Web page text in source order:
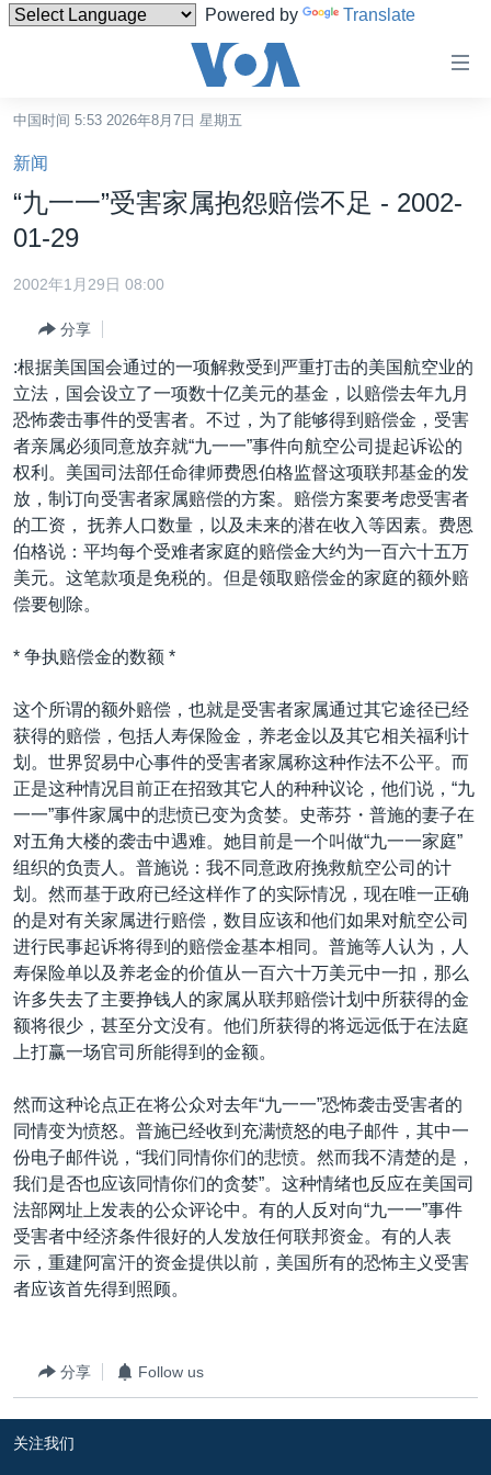
Powered by Translate
碍
链
转
内
转
到
导
航
跳
转
到
检
索
国际
最新国际新闻
印太
中东
欧洲
非洲
美洲
全球议题
分类新闻
经济·金融·贸易
人权·法律·宗教
科教·文娱·体健
军事
劳工
环境
美中关系
热点专题
白宫要闻
国会报道
美中关系
美国建国250周年
埃博拉疫情
美国之音专访
重要讲话与声明
台海两岸关系
南中国海争端
关注西藏
关注新疆
GEN Z 看美国
VOA视频
VOA今日焦点
中文广播
其他语言网站
中国时间 5:53 2026年8月7日 星期五
新闻
“九一一”受害家属抱怨赔偿不足 - 2002-
01-29
2002年1月29日 08:00
分享
:根据美国国会通过的一项解救受到严重打击的美国航空业的
立法，国会设立了一项数十亿美元的基金，以赔偿去年九月
恐怖袭击事件的受害者。不过，为了能够得到赔偿金，受害
者亲属必须同意放弃就“九一一”事件向航空公司提起诉讼的
权利。美国司法部任命律师费恩伯格监督这项联邦基金的发
放，制订向受害者家属赔偿的方案。赔偿方案要考虑受害者
的工资， 抚养人口数量，以及未来的潜在收入等因素。费恩
伯格说：平均每个受难者家庭的赔偿金大约为一百六十五万
美元。这笔款项是免税的。但是领取赔偿金的家庭的额外赔
偿要刨除。
* 争执赔偿金的数额 *
这个所谓的额外赔偿，也就是受害者家属通过其它途径已经
获得的赔偿，包括人寿保险金，养老金以及其它相关福利计
划。世界贸易中心事件的受害者家属称这种作法不公平。而
正是这种情况目前正在招致其它人的种种议论，他们说，“九
一一”事件家属中的悲愤已变为贪婪。史蒂芬・普施的妻子在
对五角大楼的袭击中遇难。她目前是一个叫做“九一一家庭”
组织的负责人。普施说：我不同意政府挽救航空公司的计
划。然而基于政府已经这样作了的实际情况，现在唯一正确
的是对有关家属进行赔偿，数目应该和他们如果对航空公司
进行民事起诉将得到的赔偿金基本相同。普施等人认为，人
寿保险单以及养老金的价值从一百六十万美元中一扣，那么
许多失去了主要挣钱人的家属从联邦赔偿计划中所获得的金
额将很少，甚至分文没有。他们所获得的将远远低于在法庭
上打赢一场官司所能得到的金额。
然而这种论点正在将公众对去年“九一一”恐怖袭击受害者的
同情变为愤怒。普施已经收到充满愤怒的电子邮件，其中一
份电子邮件说，“我们同情你们的悲愤。然而我不清楚的是，
我们是否也应该同情你们的贪婪”。这种情绪也反应在美国司
法部网址上发表的公众评论中。有的人反对向“九一一”事件
受害者中经济条件很好的人发放任何联邦资金。有的人表
示，重建阿富汗的资金提供以前，美国所有的恐怖主义受害
者应该首先得到照顾。
分享 Follow us
关注我们